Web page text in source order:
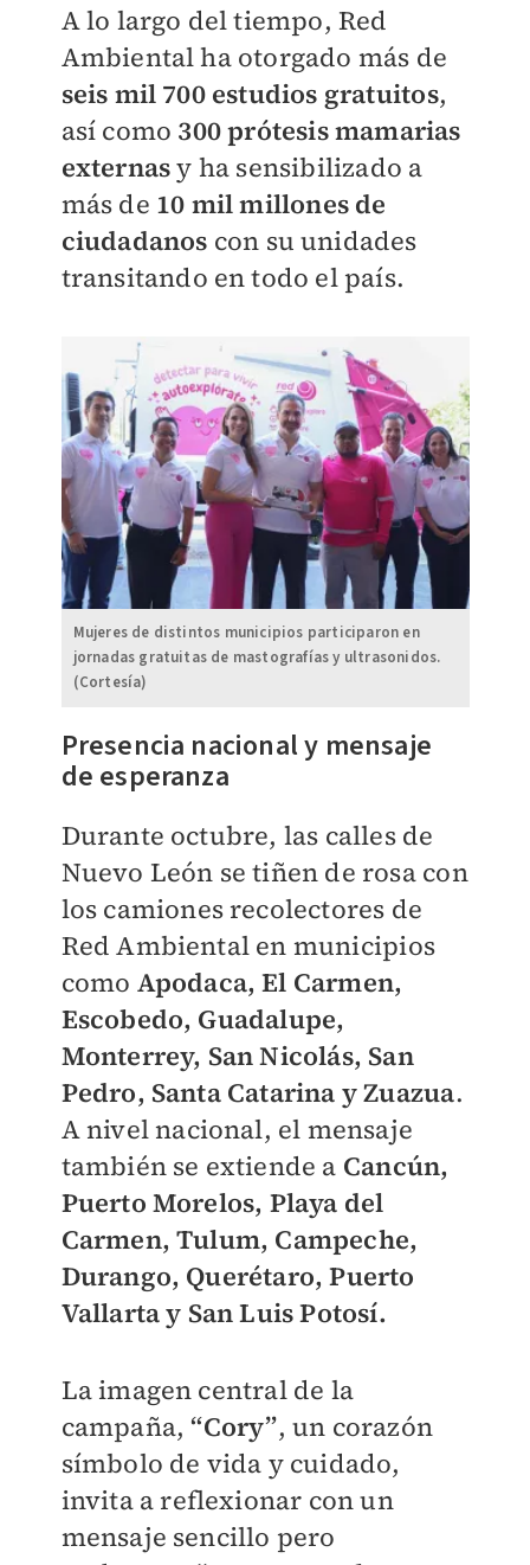
A lo largo del tiempo, Red
Ambiental ha otorgado más de
seis mil 700 estudios gratuitos,
así como 300 prótesis mamarias
externasy ha sensibilizado a
más de 10 mil millones de
ciudadanos con su unidades
transitando en todo el país.
Mujeres de distintos municipios participaron en
jornadas gratuitas de mastografías y ultrasonidos.
(Cortesía)
Presencia nacional y mensaje
de esperanza
Durante octubre, las calles de
Nuevo León se tiñen de rosa con
los camiones recolectores de
Red Ambiental en municipios
como Apodaca, El Carmen,
Escobedo, Guadalupe,
Monterrey, San Nicolás, San
Pedro, Santa Catarina y Zuazua.
A nivel nacional, el mensaje
también se extiende a Cancún,
Puerto Morelos, Playa del
Carmen, Tulum, Campeche,
Durango, Querétaro, Puerto
Vallarta y San Luis Potosí.
La imagen central de la
campaña,“Cory”, un corazón
símbolo de vida y cuidado,
invita a reflexionar con un
mensaje sencillo pero